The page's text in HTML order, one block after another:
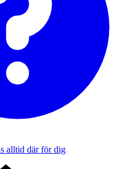
alltid där för dig